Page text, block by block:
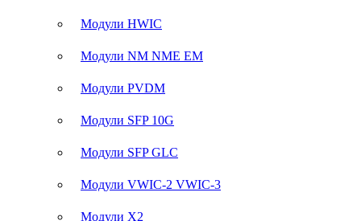
Модули HWIC
Модули NM NME EM
Модули PVDM
Модули SFP 10G
Модули SFP GLC
Модули VWIC-2 VWIC-3
Модули X2